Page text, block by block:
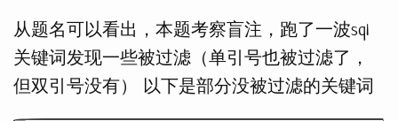
从题名可以看出，本题考察盲注，跑了一波sql
关键词发现一些被过滤（单引号也被过滤了，
但双引号没有） 以下是部分没被过滤的关键词